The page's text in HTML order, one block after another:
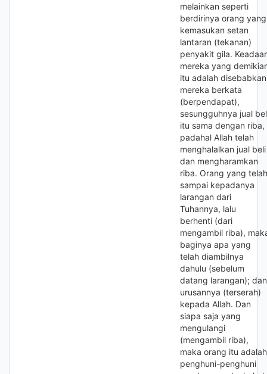
melainkan seperti
berdirinya orang yang
kemasukan setan
lantaran (tekanan)
penyakit gila.
mereka yang
itu adalah disebabkan
mereka berkata
(berpendapat),
sesungguhnya jual
itu sama dengan riba,
padahal Allah telah
menghalalkan jual beli
dan mengharamkan
riba. Orang yang telah
sampai kepadanya
larangan dari
Tuhannya, lalu
berhenti (dari
mengambil riba),
baginya apa yang
telah diambilnya
dahulu (sebelum
datang larangan); dan
urusannya (terserah)
kepada Allah. Dan
siapa saja yang
mengulangi
(mengambil riba),
maka orang itu adalah
penghuni-penghuni